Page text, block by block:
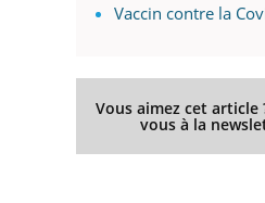
Vaccin contre la
Vous aimez cet article
vous à la